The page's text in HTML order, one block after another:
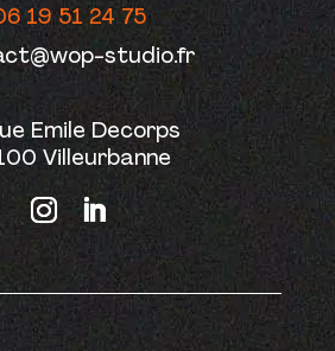
19 51 24 75
studio.fr
Emile Decorps
Villeurbanne